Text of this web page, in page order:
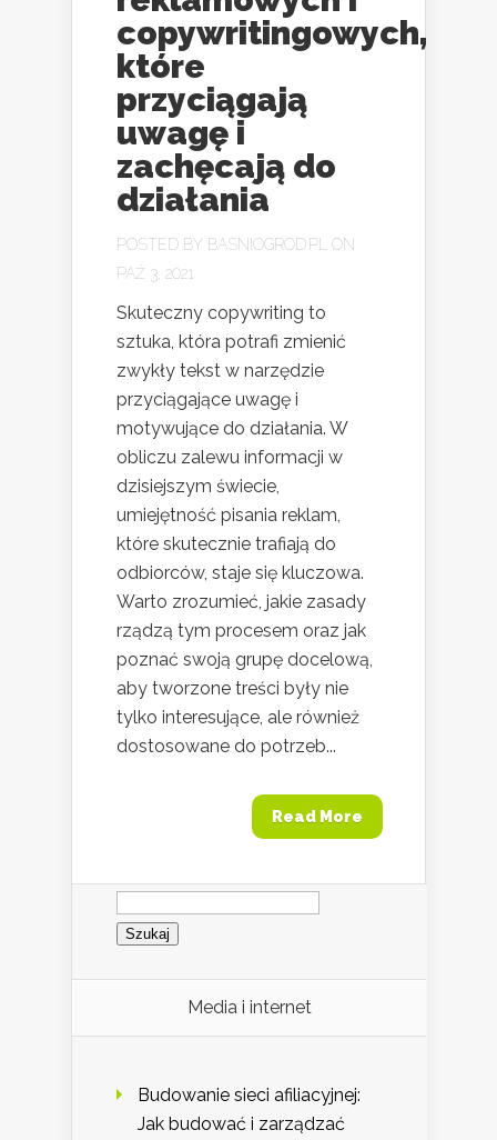
copywritingowych,
które
przyciągają
uwagę i
zachęcają do
działania
POSTED BY BASNIOGROD.PL
ON
PAŹ 3, 2021
Skuteczny copywriting to
sztuka, która potrafi zmienić
zwykły tekst w narzędzie
przyciągające uwagę i
motywujące do działania. W
obliczu zalewu informacji w
dzisiejszym świecie,
umiejętność pisania reklam,
które skutecznie trafiają do
odbiorców, staje się kluczowa.
Warto zrozumieć, jakie zasady
rządzą tym procesem oraz jak
poznać swoją grupę docelową,
aby tworzone treści były nie
tylko interesujące, ale również
dostosowane do potrzeb...
Read More
Szukaj:
Media i internet
Budowanie sieci afiliacyjnej:
Jak budować i zarządzać